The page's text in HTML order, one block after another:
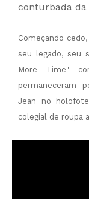
conturbada da
Começando
seu legado, seu
More Time"
permaneceram
Jean no
colegial de roupa